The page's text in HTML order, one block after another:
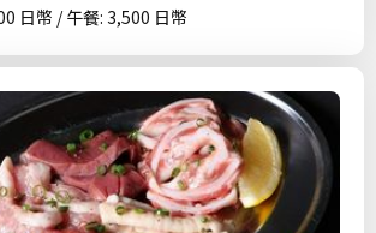
日幣 / 午餐: 3,500 日幣